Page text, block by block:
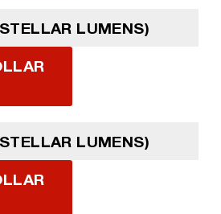
LUMENS)
LUMENS)